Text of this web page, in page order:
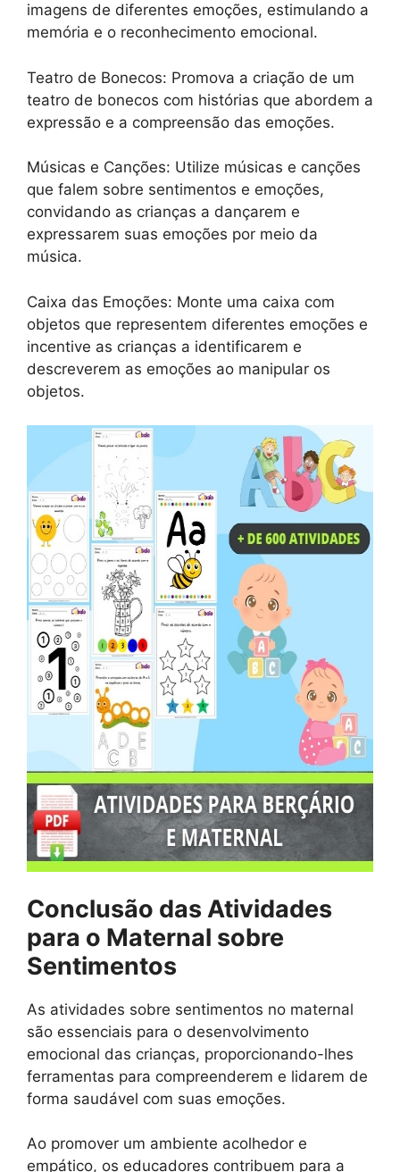
imagens de diferentes emoções, estimulando a
memória e o reconhecimento emocional.
Teatro de Bonecos: Promova a criação de um
teatro de bonecos com histórias que abordem a
expressão e a compreensão das emoções.
Músicas e Canções: Utilize músicas e canções
que falem sobre sentimentos e emoções,
convidando as crianças a dançarem e
expressarem suas emoções por meio da
música.
Caixa das Emoções: Monte uma caixa com
objetos que representem diferentes emoções e
incentive as crianças a identificarem e
descreverem as emoções ao manipular os
objetos.
Conclusão das Atividades
para o Maternal sobre
Sentimentos
As atividades sobre sentimentos no maternal
são essenciais para o desenvolvimento
emocional das crianças, proporcionando-lhes
ferramentas para compreenderem e lidarem de
forma saudável com suas emoções.
Ao promover um ambiente acolhedor e
empático, os educadores contribuem para a